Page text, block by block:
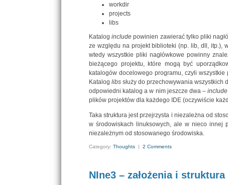
workdir
projects
libs
Kataloginclude powinien zawierać tylko pliki
ze względu na projekt biblioteki (np. lib, dll, itp.),
wtedy wszystkie pliki nagłówkowe powinny
bieżącego projektu, które mogą być
katalogów docelowego programu, czyli
Kataloglibs służy do przechowywania
odpowiedni katalog a w nim jeszcze dwa –include
plików projektów dla każdego IDE (oczywiście
Taka struktura jest przejrzysta i niezależna od
w środowiskach linuksowych, ale w nieco innej
niezależnym od stosowanego środowiska.
Category: Thoughts | 2 Comments
NIne3 – założenia i